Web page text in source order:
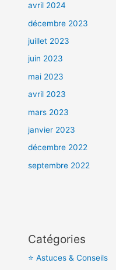
avril 2024
décembre 2023
juillet 2023
juin 2023
mai 2023
avril 2023
mars 2023
janvier 2023
décembre 2022
septembre 2022
Catégories
⭐ Astuces & Conseils